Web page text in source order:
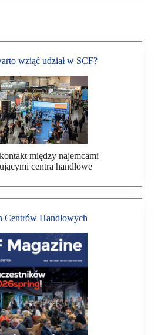
wziąć udział w SCF?
między najemcami
centra handlowe
Centrów Handlowych